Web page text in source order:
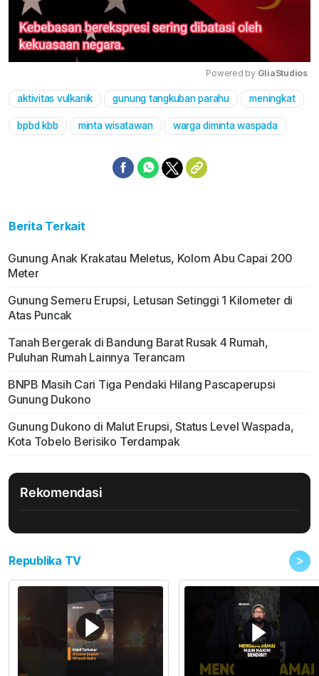
Mute
Powered by GliaStudios
aktivitas vulkanik gunung tangkuban parahu meningkat
bpbd kbb minta wisatawan warga diminta waspada
Berita Terkait
Gunung Anak Krakatau Meletus, Kolom Abu Capai 200
Meter
Gunung Semeru Erupsi, Letusan Setinggi 1 Kilometer di
Atas Puncak
Tanah Bergerak di Bandung Barat Rusak 4 Rumah,
Puluhan Rumah Lainnya Terancam
BNPB Masih Cari Tiga Pendaki Hilang Pascaperupsi
Gunung Dukono
Gunung Dukono di Malut Erupsi, Status Level Waspada,
Kota Tobelo Berisiko Terdampak
Rekomendasi
Republika TV >